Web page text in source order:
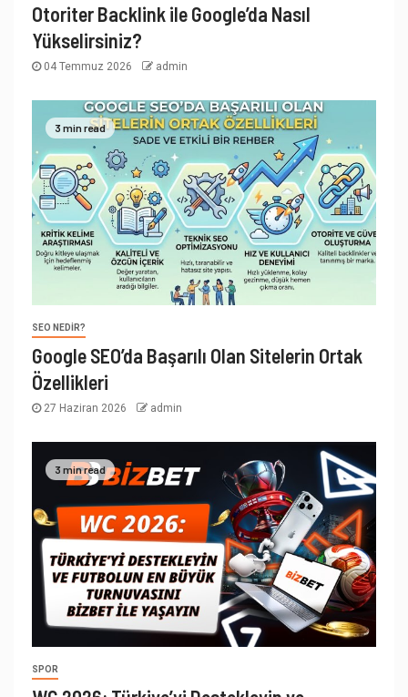
Otoriter Backlink ile Google’da Nasıl
Yükselirsiniz?
04 Temmuz 2026 admin
3 min read
SEO NEDIR?
Google SEO’da Başarılı Olan Sitelerin Ortak
Özellikleri
27 Haziran 2026 admin
3 min read
SPOR